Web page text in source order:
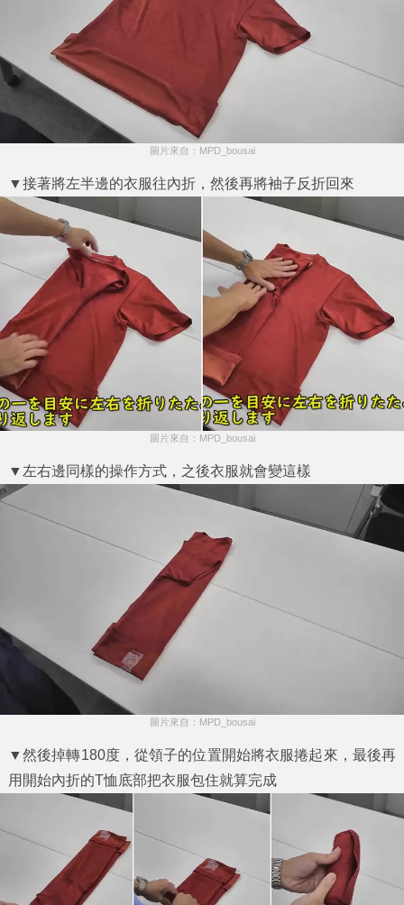
圖片來自：MPD_bousai
▼接著將左半邊的衣服往內折，然後再將袖子反折回來
圖片來自：MPD_bousai
▼左右邊同樣的操作方式，之後衣服就會變這樣
圖片來自：MPD_bousai
▼然後掉轉180度，從領子的位置開始將衣服捲起來，最後再
用開始內折的T恤底部把衣服包住就算完成